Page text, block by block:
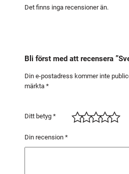
Det finns inga recensioner än.
Bli först med att recensera
Din e-postadress kommer inte
märkta *
Ditt betyg *
Din recension *